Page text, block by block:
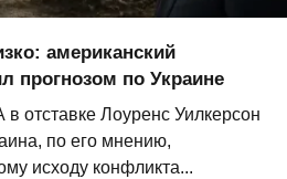
американский
прогнозом по Украине
отставке Лоуренс Уилкерсон
по его мнению,
исходу конфликта...